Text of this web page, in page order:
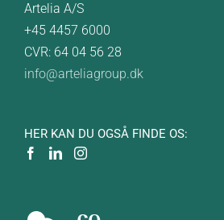
Artelia A/S
+45 4457 6000
CVR: 64 04 56 28
info@arteliagroup.dk
HER KAN DU OGSÅ FINDE OS: